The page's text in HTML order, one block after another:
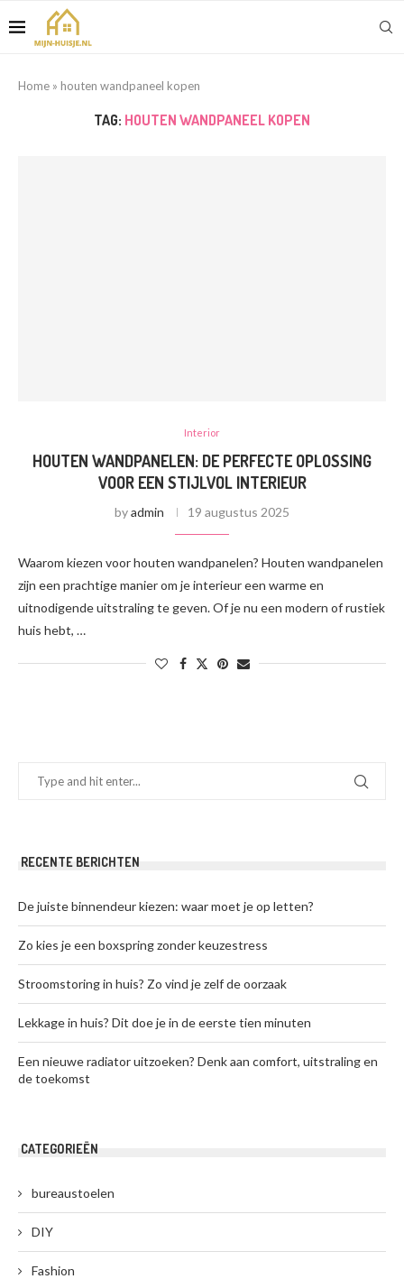
Home » houten wandpaneel kopen
TAG: HOUTEN WANDPANEEL KOPEN
Interior
HOUTEN WANDPANELEN: DE PERFECTE OPLOSSING
VOOR EEN STIJLVOL INTERIEUR
byadmin 19 augustus 2025
Waarom kiezen voor houten wandpanelen? Houten wandpanelen
zijn een prachtige manier om je interieur een warme en
uitnodigende uitstraling te geven. Of je nu een modern of rustiek
huis hebt, …
RECENTE BERICHTEN
De juiste binnendeur kiezen: waar moet je op letten?
Zo kies je een boxspring zonder keuzestress
Stroomstoring in huis? Zo vind je zelf de oorzaak
Lekkage in huis? Dit doe je in de eerste tien minuten
Een nieuwe radiator uitzoeken? Denk aan comfort, uitstraling en
de toekomst
CATEGORIEËN
bureaustoelen
DIY
Fashion